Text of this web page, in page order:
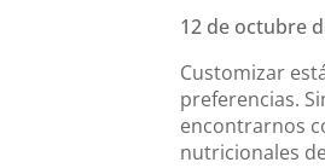
12 de octubre
Customizar
preferencias.
encontrarnos
nutricionales